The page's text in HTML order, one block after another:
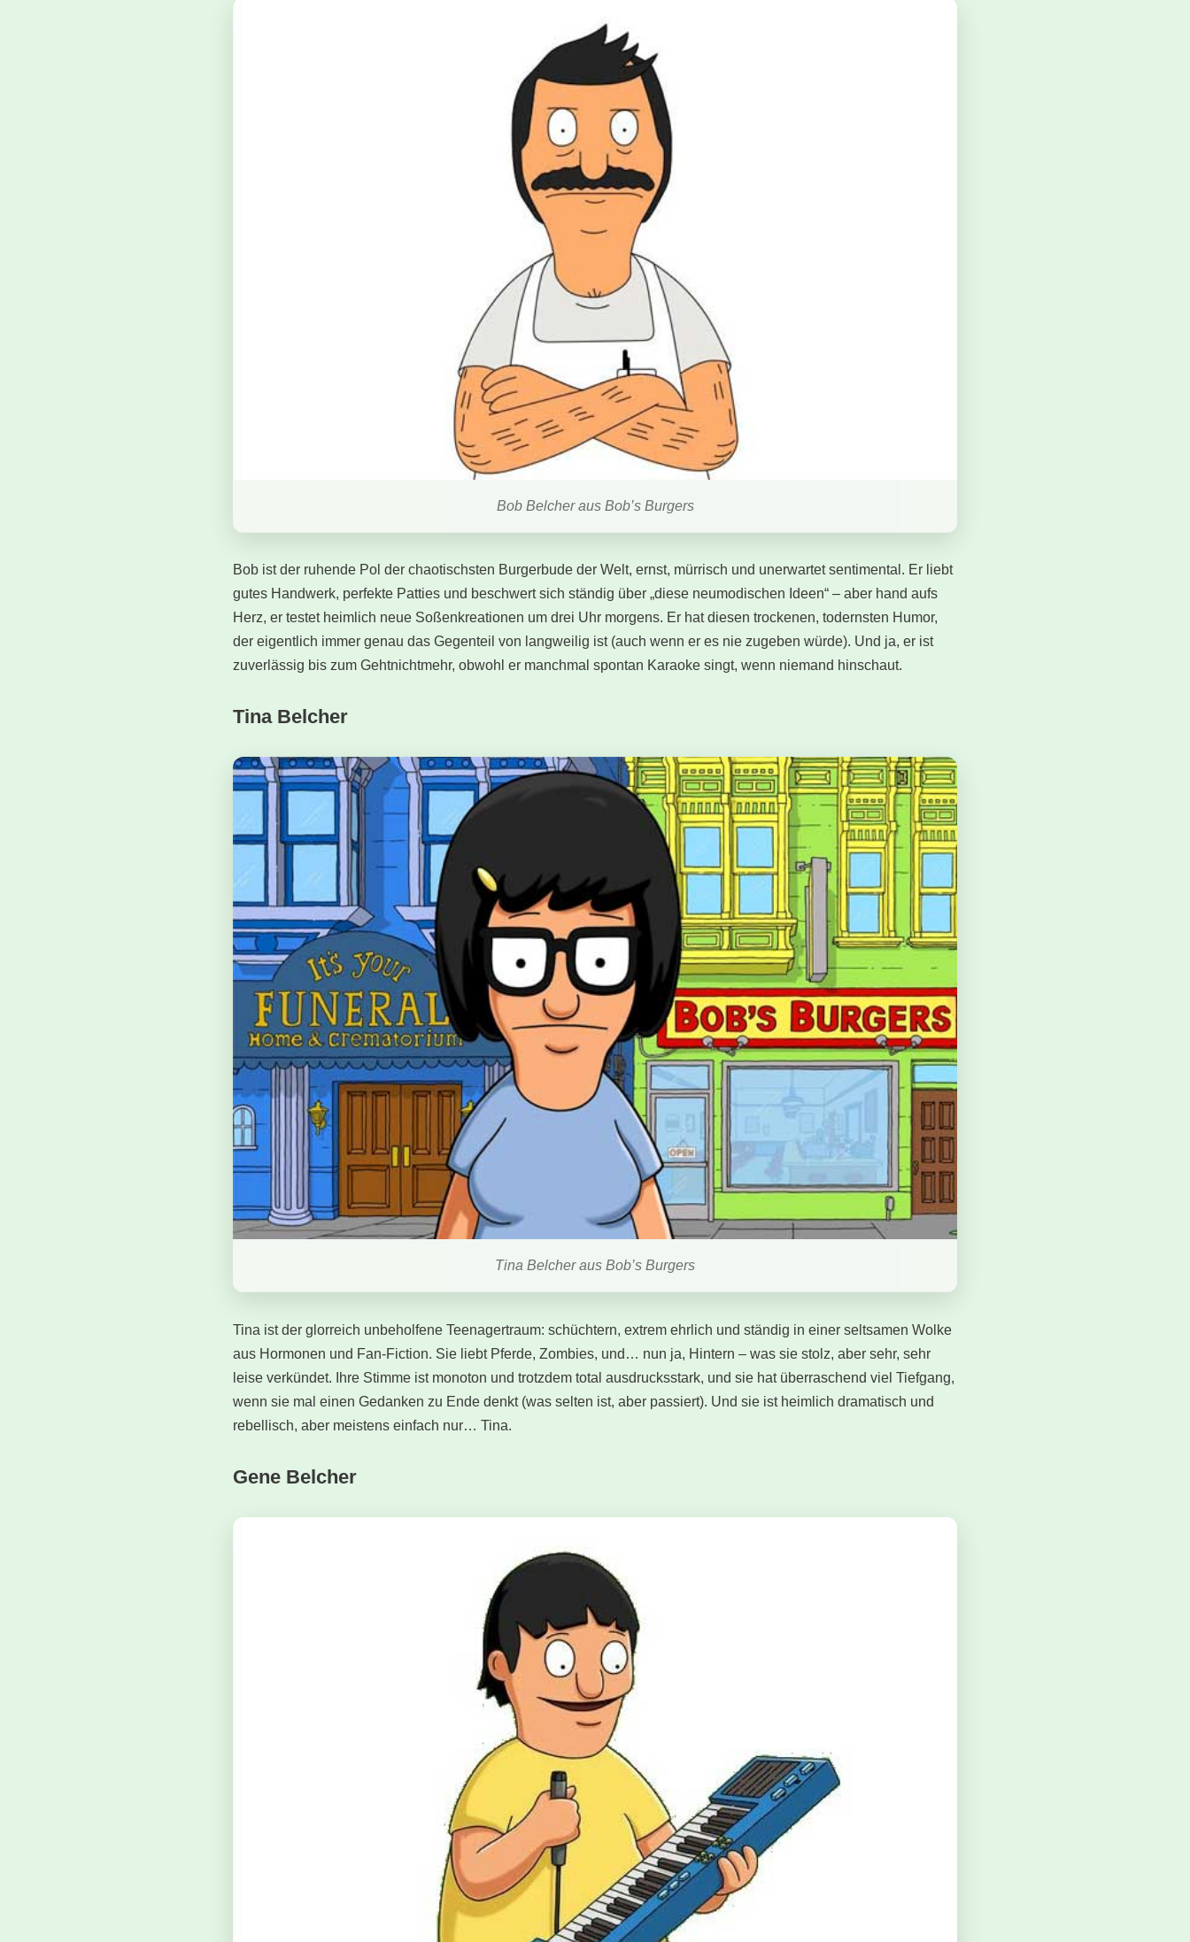
Bob Belcher aus Bob’s Burgers
Bob ist der ruhende Pol der chaotischsten Burgerbude der Welt, ernst, mürrisch und unerwartet sentimental. Er liebt
gutes Handwerk, perfekte Patties und beschwert sich ständig über „diese neumodischen Ideen“ – aber hand aufs
Herz, er testet heimlich neue Soßenkreationen um drei Uhr morgens. Er hat diesen trockenen, todernsten Humor,
der eigentlich immer genau das Gegenteil von langweilig ist (auch wenn er es nie zugeben würde). Und ja, er ist
zuverlässig bis zum Gehtnichtmehr, obwohl er manchmal spontan Karaoke singt, wenn niemand hinschaut.
Tina Belcher
Tina Belcher aus Bob’s Burgers
Tina ist der glorreich unbeholfene Teenagertraum: schüchtern, extrem ehrlich und ständig in einer seltsamen Wolke
aus Hormonen und Fan-Fiction. Sie liebt Pferde, Zombies, und… nun ja, Hintern – was sie stolz, aber sehr, sehr
leise verkündet. Ihre Stimme ist monoton und trotzdem total ausdrucksstark, und sie hat überraschend viel Tiefgang,
wenn sie mal einen Gedanken zu Ende denkt (was selten ist, aber passiert). Und sie ist heimlich dramatisch und
rebellisch, aber meistens einfach nur… Tina.
Gene Belcher